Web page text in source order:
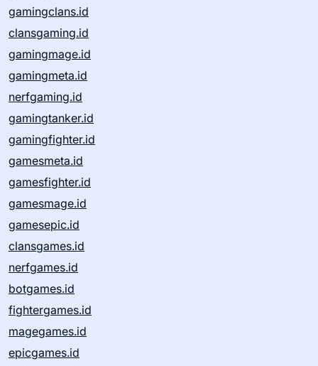
gamingclans.id
clansgaming.id
gamingmage.id
gamingmeta.id
nerfgaming.id
gamingtanker.id
gamingfighter.id
gamesmeta.id
gamesfighter.id
gamesmage.id
gamesepic.id
clansgames.id
nerfgames.id
botgames.id
fightergames.id
magegames.id
epicgames.id